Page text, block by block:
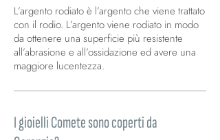
L’argento rodiato è l’argento che viene trattato
con il rodio. L’argento viene rodiato in modo
da ottenere una superficie più resistente
all’abrasione e all’ossidazione ed avere una
maggiore lucentezza.
I gioielli Comete sono coperti da